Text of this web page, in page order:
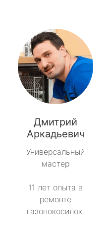
Дмитрий
Аркадьевич
Универсальный
мастер
11 лет опыта в
ремонте
газонокосилок.